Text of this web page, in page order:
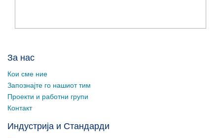
За нас
Кои сме ние
Запознајте го нашиот тим
Проекти и работни групи
Контакт
Индустрија и Стандарди